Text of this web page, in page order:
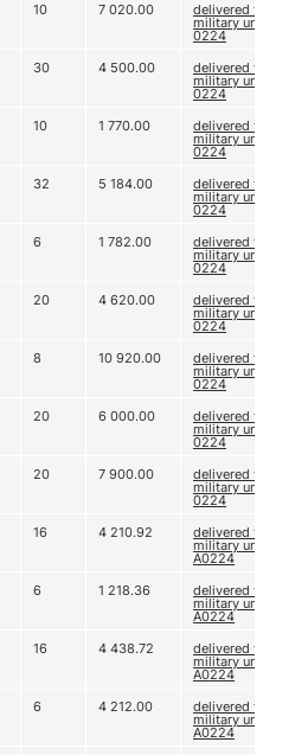
10 7 020.00 delivered to
military unit А
0224
30 4 500.00 delivered to
military unit А
0224
10 1 770.00 delivered to
military unit А
0224
32 5 184.00 delivered to
military unit А
0224
6 1 782.00 delivered to
military unit А
0224
20 4 620.00 delivered to
military unit А
0224
8 10 920.00 delivered to
military unit А
0224
20 6 000.00 delivered to
military unit А
0224
20 7 900.00 delivered to
military unit А
0224
16 4 210.92 delivered to
military unit
А0224
6 1 218.36 delivered to
military unit
А0224
16 4 438.72 delivered to
military unit
А0224
6 4 212.00 delivered to
military unit
А0224